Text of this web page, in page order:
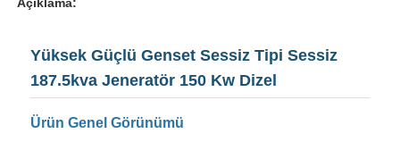
Ana sayfa
Ürünler
Yüksek Güçlü Genset Sessiz Tipi Sessiz
187.5kva Jeneratör 150 Kw Dizel
Ürün Genel Görünümü